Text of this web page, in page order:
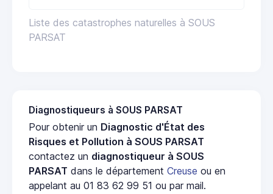
Liste des catastrophes naturelles à SOUS
PARSAT
Diagnostiqueurs à SOUS PARSAT
Pour obtenir un Diagnostic d'État des
Risques et Pollution à SOUS PARSAT
contactez un diagnostiqueur à SOUS
PARSAT dans le département Creuse ou en
appelant au 01 83 62 99 51 ou par mail.